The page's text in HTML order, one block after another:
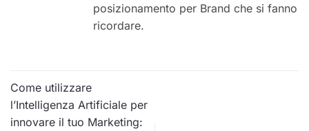
posizionamento per Brand che si fanno
ricordare.
Come utilizzare
l’Intelligenza Artificiale per
innovare il tuo Marketing: